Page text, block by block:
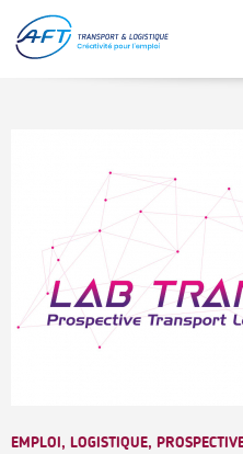
contenu
principal
EMPLOI, LOGISTIQUE,